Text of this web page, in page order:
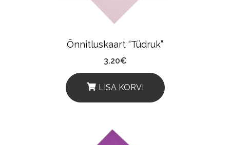
The
Product
Õnnitluskaart “Tüdruk”
3.20€
LISA KORVI